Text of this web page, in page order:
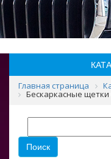
Главная страница
Бескаркасные щетки